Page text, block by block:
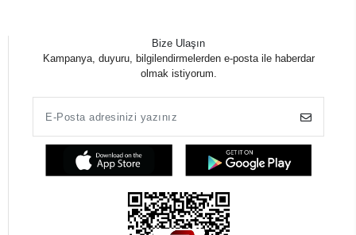
Bize Ulaşın
Kampanya, duyuru, bilgilendirmelerden e-posta ile haberdar
olmak istiyorum.